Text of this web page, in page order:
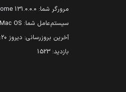
مرورگر شما: 131.0.0.0 Chrome
سیستم‌عامل شما: Mac OS
آخرین بروزرسانی: دیروز ۲۲:۲۰
بازدید: 1523